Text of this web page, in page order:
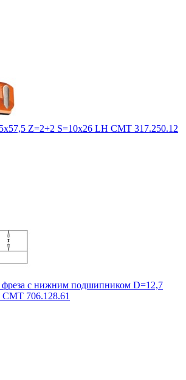
Z=2+2 S=10x26 LH CMT 317.250.12
фреза с нижним подшипником D=12,7
706.128.61